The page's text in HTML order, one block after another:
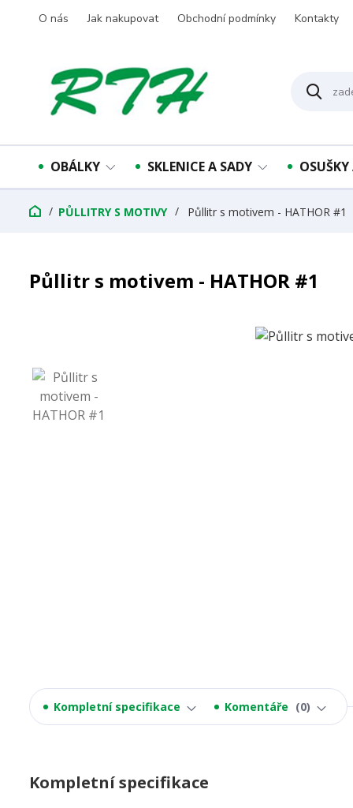
O nás Jak nakupovat Obchodní podmínky Kontakty
OBÁLKY SKLENICE A SADY
PŮLLITRY S MOTIVY Půllitr s motivem - HATHOR #1
Půllitr s motivem - HATHOR #1
Kompletní specifikace Komentáře 0
Kompletní specifikace